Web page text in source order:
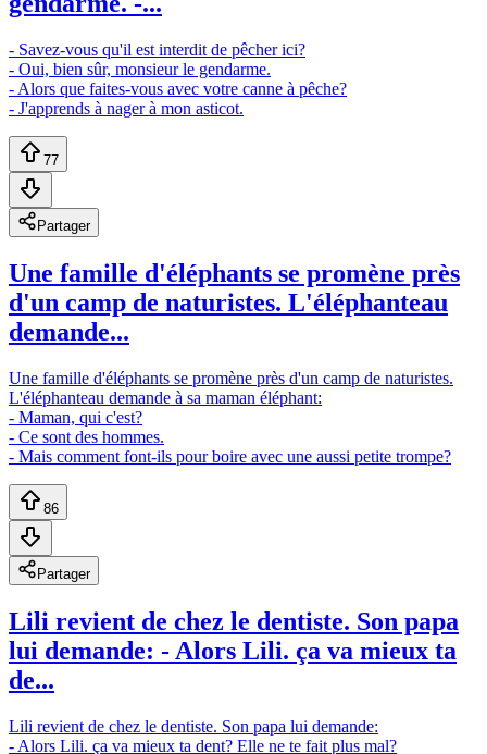
- Savez-vous qu'il est interdit de pêcher ici?
- Oui, bien sûr, monsieur le gendarme.
- Alors que faites-vous avec votre canne à pêche?
- J'apprends à nager à mon asticot.
77
Partager
Une famille d'éléphants se promène près
d'un camp de naturistes. L'éléphanteau
demande...
Une famille d'éléphants se promène près d'un camp de naturistes.
L'éléphanteau demande à sa maman éléphant:
- Maman, qui c'est?
- Ce sont des hommes.
- Mais comment font-ils pour boire avec une aussi petite trompe?
86
Partager
Lili revient de chez le dentiste. Son papa
lui demande: - Alors Lili. ça va mieux ta
de...
Lili revient de chez le dentiste. Son papa lui demande:
- Alors Lili. ça va mieux ta dent? Elle ne te fait plus mal?